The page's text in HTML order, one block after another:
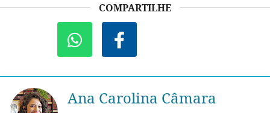
COMPARTILHE
Ana Carolina Câmara